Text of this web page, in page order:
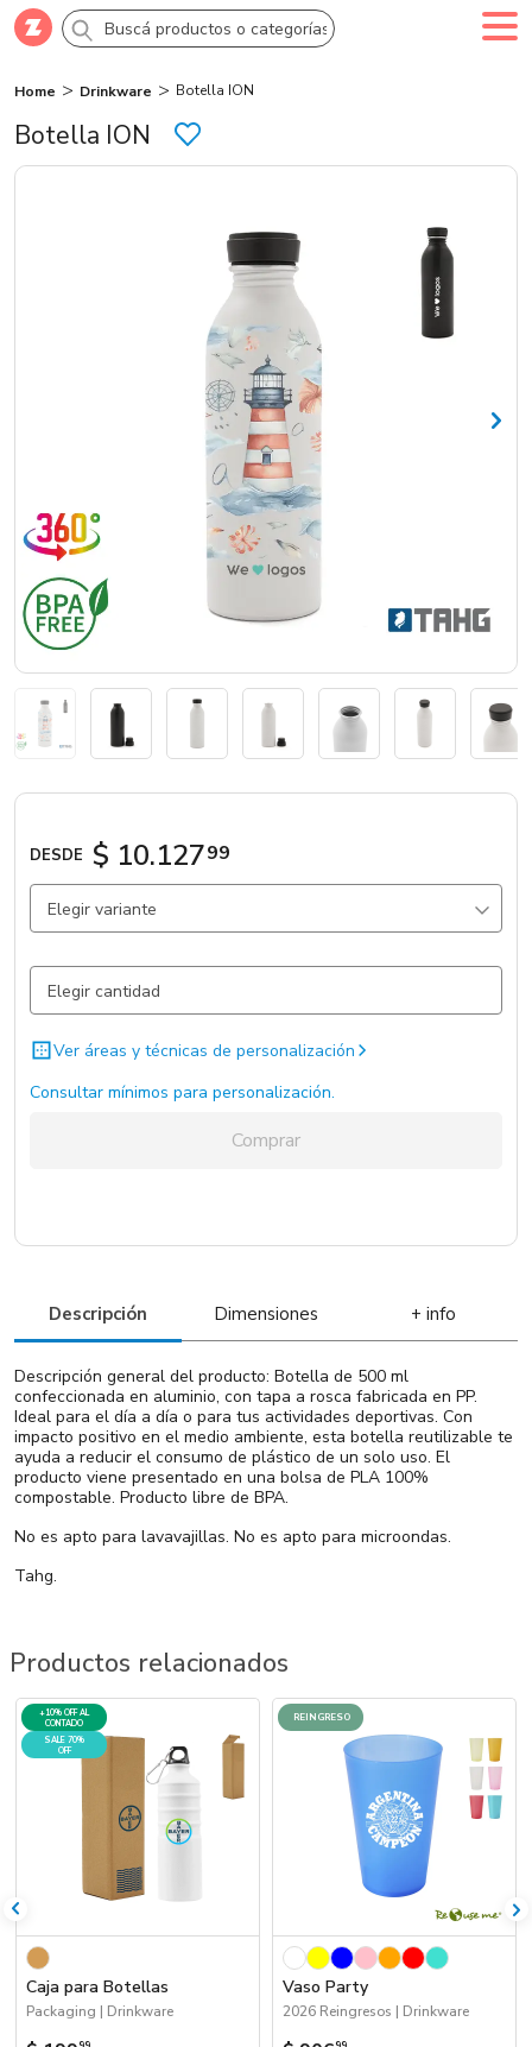
Comprar Creá tu cuenta
Categorías
Marcas
Catálogos
Sé partner
Botella ION
Home Drinkware Botella ION
DESDE $ 10.12799
Elegir variante
Negro / Negro / Aluminio/Zamac 11.230 un.
Blanco / Blanco / Aluminio/Zamac 10.045 un.
Ver áreas y técnicas de personalización
Consultar mínimos para personalización.
Comprar
Descripción Dimensiones + info
Descripción general del producto: Botella de 500 ml
confeccionada en aluminio, con tapa a rosca fabricada en PP.
Ideal para el día a día o para tus actividades deportivas. Con
impacto positivo en el medio ambiente, esta botella reutilizable te
ayuda a reducir el consumo de plástico de un solo uso. El
producto viene presentado en una bolsa de PLA 100%
compostable. Producto libre de BPA.
No es apto para lavavajillas. No es apto para microondas.
Tahg.
Productos relacionados
+10% OFF AL
CONTADO
SALE 70%
OFF
Caja para Botellas
Packaging | Drinkware
REINGRESO
Vaso Party
2026 Reingresos | Drinkware